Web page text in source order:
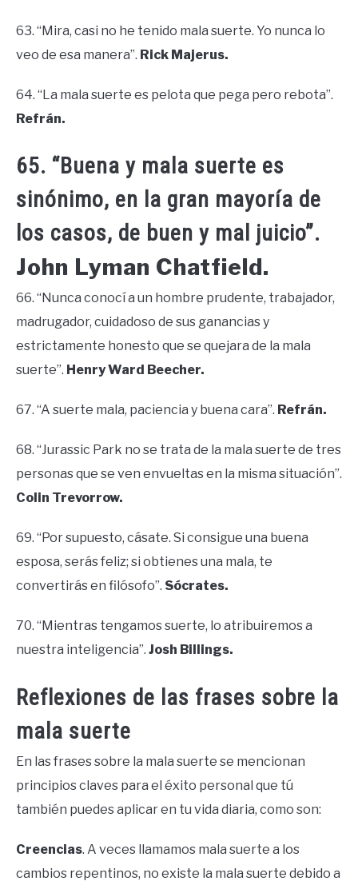
63. “Mira, casi no he tenido mala suerte. Yo nunca lo
veo de esa manera”. Rick Majerus.
64. “La mala suerte es pelota que pega pero rebota”.
Refrán.
65. “Buena y mala suerte es
sinónimo, en la gran mayoría de
los casos, de buen y mal juicio”.
John Lyman Chatfield.
66. “Nunca conocí a un hombre prudente, trabajador,
madrugador, cuidadoso de sus ganancias y
estrictamente honesto que se quejara de la mala
suerte”. Henry Ward Beecher.
67. “A suerte mala, paciencia y buena cara”. Refrán.
68. “Jurassic Park no se trata de la mala suerte de tres
personas que se ven envueltas en la misma situación”.
Colin Trevorrow.
69. “Por supuesto, cásate. Si consigue una buena
esposa, serás feliz; si obtienes una mala, te
convertirás en filósofo”. Sócrates.
70. “Mientras tengamos suerte, lo atribuiremos a
nuestra inteligencia”. Josh Billings.
Reflexiones de las frases sobre la
mala suerte
En las frases sobre la mala suerte se mencionan
principios claves para el éxito personal que tú
también puedes aplicar en tu vida diaria, como son:
Creencias. A veces llamamos mala suerte a los
cambios repentinos, no existe la mala suerte debido a